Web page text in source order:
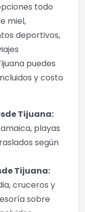
todo
miel,
deportivos,
puedes
y costo
Tijuana:
playas
según
Tijuana:
cruceros y
sobre